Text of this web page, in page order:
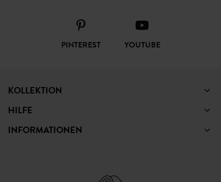
PINTEREST YOUTUBE
KOLLEKTION
HILFE
INFORMATIONEN